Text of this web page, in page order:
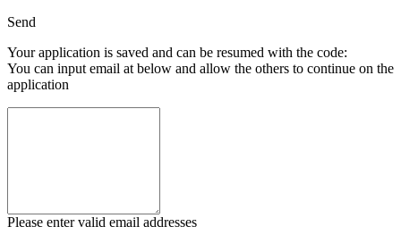
Send
Your application is saved and can be resumed with the code:
You can input email at below and allow the others to continue on the
application
Please enter valid email addresses